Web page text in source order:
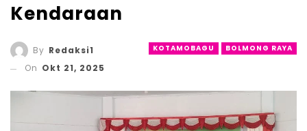
Kendaraan
KOTAMOBAGU BOLMONG RAYA
By Redaksi1
On Okt 21, 2025